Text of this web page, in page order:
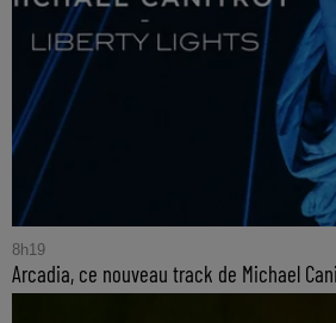
8h19
Arcadia, ce nouveau track de Michael